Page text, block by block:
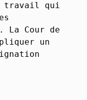
travail qui
La Cour de
un